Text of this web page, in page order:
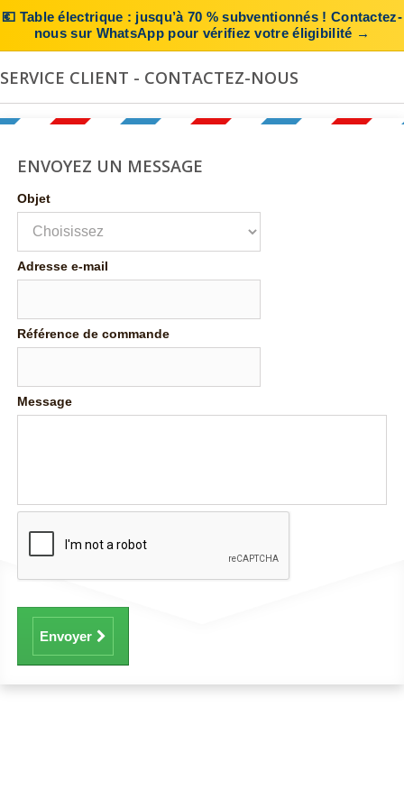
💶 Table électrique : jusqu’à 70 % subventionnés ! Contactez-
nous sur WhatsApp pour vérifiez votre éligibilité →
SERVICE CLIENT - CONTACTEZ-NOUS
ENVOYEZ UN MESSAGE
Objet
Adresse e-mail
Référence de commande
Message
Envoyer